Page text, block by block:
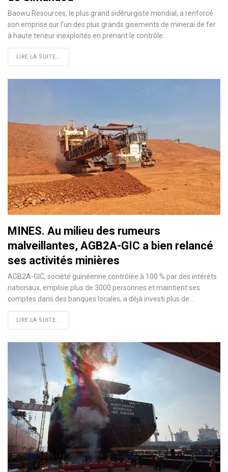
Baowu Resources, le plus grand sidérurgiste mondial, a renforcé
son emprise sur l'un des plus grands gisements de minerai de fer
à haute teneur inexploités en prenant le contrôle…
LIRE LA SUITE...
MINES. Au milieu des rumeurs
malveillantes, AGB2A-GIC a bien relancé
ses activités minières
AGB2A-GIC, société guinéenne contrôlée à 100 % par des intérêts
nationaux, emploie plus de 3000 personnes et maintient ses
comptes dans des banques locales, a déjà investi plus de…
LIRE LA SUITE...